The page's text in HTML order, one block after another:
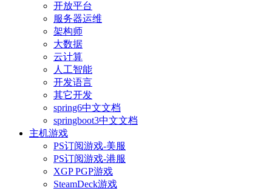
开放平台
服务器运维
架构师
大数据
云计算
人工智能
开发语言
其它开发
spring6中文文档
springboot3中文文档
主机游戏
PS订阅游戏-美服
PS订阅游戏-港服
XGP PGP游戏
SteamDeck游戏